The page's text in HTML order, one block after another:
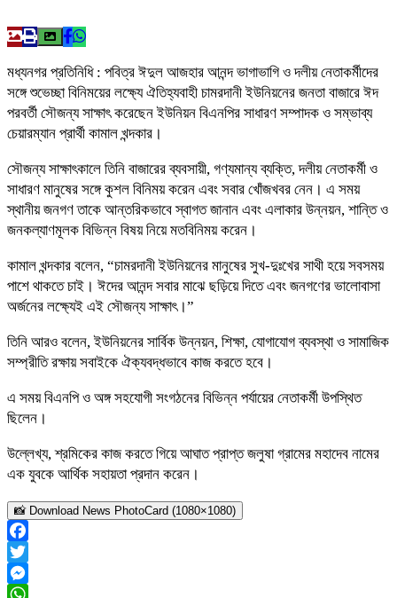
মধ্যনগর প্রতিনিধি : পবিত্র ঈদুল আজহার আনন্দ ভাগাভাগি ও দলীয় নেতাকর্মীদের
সঙ্গে শুভেচ্ছা বিনিময়ের লক্ষ্যে ঐতিহ্যবাহী চামরদানী ইউনিয়নের জনতা বাজারে ঈদ
পরবর্তী সৌজন্য সাক্ষাৎ করেছেন ইউনিয়ন বিএনপির সাধারণ সম্পাদক ও সম্ভাব্য
চেয়ারম্যান প্রার্থী কামাল খন্দকার।
সৌজন্য সাক্ষাৎকালে তিনি বাজারের ব্যবসায়ী, গণ্যমান্য ব্যক্তি, দলীয় নেতাকর্মী ও
সাধারণ মানুষের সঙ্গে কুশল বিনিময় করেন এবং সবার খোঁজখবর নেন। এ সময়
স্থানীয় জনগণ তাকে আন্তরিকভাবে স্বাগত জানান এবং এলাকার উন্নয়ন, শান্তি ও
জনকল্যাণমূলক বিভিন্ন বিষয় নিয়ে মতবিনিময় করেন।
কামাল খন্দকার বলেন, “চামরদানী ইউনিয়নের মানুষের সুখ-দুঃখের সাথী হয়ে সবসময়
পাশে থাকতে চাই। ঈদের আনন্দ সবার মাঝে ছড়িয়ে দিতে এবং জনগণের ভালোবাসা
অর্জনের লক্ষ্যেই এই সৌজন্য সাক্ষাৎ।”
তিনি আরও বলেন, ইউনিয়নের সার্বিক উন্নয়ন, শিক্ষা, যোগাযোগ ব্যবস্থা ও সামাজিক
সম্প্রীতি রক্ষায় সবাইকে ঐক্যবদ্ধভাবে কাজ করতে হবে।
এ সময় বিএনপি ও অঙ্গ সহযোগী সংগঠনের বিভিন্ন পর্যায়ের নেতাকর্মী উপস্থিত
ছিলেন।
উল্লেখ্য, শ্রমিকের কাজ করতে গিয়ে আঘাত প্রাপ্ত জলুষা গ্রামের মহাদেব নামের
এক যুবকে আর্থিক সহায়তা প্রদান করেন।
📸 Download News PhotoCard (1080×1080)
Facebook
Twitter
Messenger